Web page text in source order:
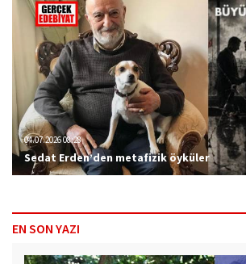
04.07.2026 08:28
Sedat Erden’den metafizik öyküler
EN SON YAZI